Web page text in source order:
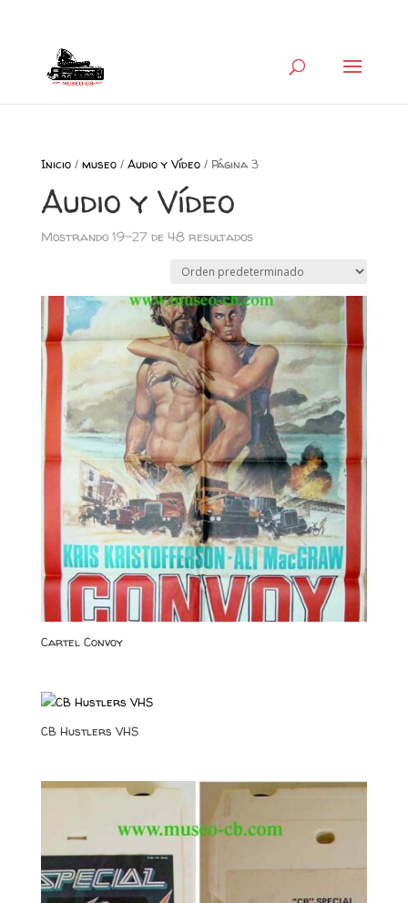
Inicio/ museo/ Audio y Vídeo/ Página 3
Audio y Vídeo
Mostrando 19–27 de 48 resultados
Cartel Convoy
CB Hustlers VHS